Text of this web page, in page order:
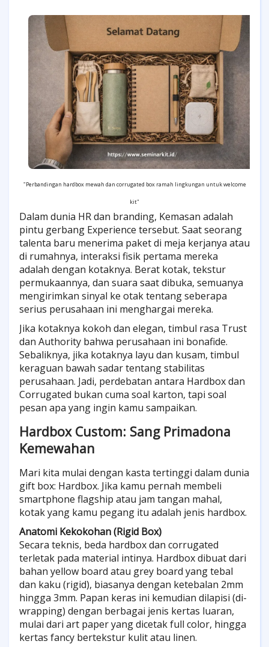
"Perbandingan hardbox mewah dan corrugated box ramah lingkungan untuk welcome
kit"
Dalam dunia HR dan branding, Kemasan adalah
pintu gerbang Experience tersebut. Saat seorang
talenta baru menerima paket di meja kerjanya atau
di rumahnya, interaksi fisik pertama mereka
adalah dengan kotaknya. Berat kotak, tekstur
permukaannya, dan suara saat dibuka, semuanya
mengirimkan sinyal ke otak tentang seberapa
serius perusahaan ini menghargai mereka.
Jika kotaknya kokoh dan elegan, timbul rasa Trust
dan Authority bahwa perusahaan ini bonafide.
Sebaliknya, jika kotaknya layu dan kusam, timbul
keraguan bawah sadar tentang stabilitas
perusahaan. Jadi, perdebatan antara Hardbox dan
Corrugated bukan cuma soal karton, tapi soal
pesan apa yang ingin kamu sampaikan.
Hardbox Custom: Sang Primadona
Kemewahan
Mari kita mulai dengan kasta tertinggi dalam dunia
gift box: Hardbox. Jika kamu pernah membeli
smartphone flagship atau jam tangan mahal,
kotak yang kamu pegang itu adalah jenis hardbox.
Anatomi Kekokohan (Rigid Box)
Secara teknis, beda hardbox dan corrugated
terletak pada material intinya. Hardbox dibuat dari
bahan yellow board atau grey board yang tebal
dan kaku (rigid), biasanya dengan ketebalan 2mm
hingga 3mm. Papan keras ini kemudian dilapisi (di-
wrapping) dengan berbagai jenis kertas luaran,
mulai dari art paper yang dicetak full color, hingga
kertas fancy bertekstur kulit atau linen.